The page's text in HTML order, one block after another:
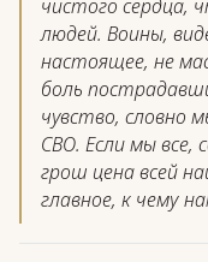
чистого сердца,
людей. Воины,
настоящее, не
боль
чувство, словно
СВО. Если мы все,
грош цена всей
главное, к чему